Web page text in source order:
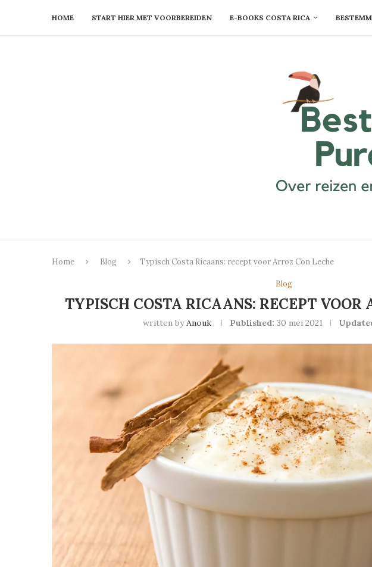
HOME START HIER MET VOORBEREIDEN E-BOOKS COSTA RICA
Home Blog Typisch Costa Ricaans: recept voor Arroz Con Leche
Blog
TYPISCH COSTA RICAANS: RECEPT VOOR
written byAnouk Published: 30 mei 2021